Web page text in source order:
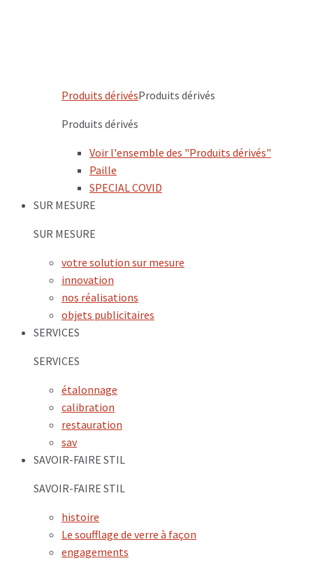
Produits dérivésProduits dérivés
Produits dérivés
Voir l'ensemble des "Produits dérivés"
Paille
SPECIAL COVID
SUR MESURE
SUR MESURE
votre solution sur mesure
innovation
nos réalisations
objets publicitaires
SERVICES
SERVICES
étalonnage
calibration
restauration
sav
SAVOIR-FAIRE STIL
SAVOIR-FAIRE STIL
histoire
Le soufflage de verre à façon
engagements